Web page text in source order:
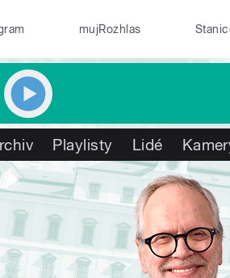
mujRozhlas
Playlisty Lidé